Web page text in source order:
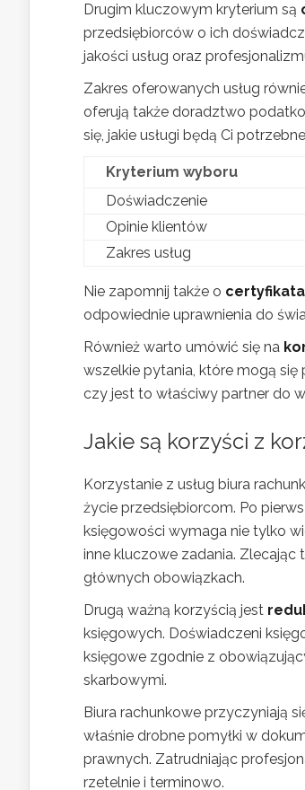
Drugim kluczowym kryterium są
przedsiębiorców o ich
jakości usług oraz
Zakres oferowanych usług
oferują także doradztwo
się, jakie usługi będą Ci
Kryterium wyboru
Doświadczenie
Opinie klientów
Zakres usług
Nie zapomnij także o
odpowiednie uprawnienia do
Również warto umówić się na
wszelkie pytania, które mogą
czy jest to właściwy partner do
Jakie są korzyści z
Korzystanie z usług biura
życie przedsiębiorcom. Po
księgowości wymaga nie tylko
inne kluczowe zadania.
głównych obowiązkach.
Drugą ważną korzyścią jest
księgowych. Doświadczeni
księgowe zgodnie z
skarbowymi.
Biura rachunkowe przyczyniają
właśnie drobne pomyłki w
prawnych. Zatrudniając
rzetelnie i terminowo.